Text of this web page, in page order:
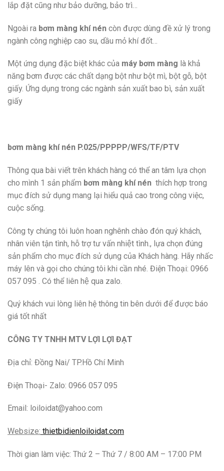
lắp đặt cũng như bảo dưỡng, bảo trì…
Ngoài ra bơm màng khí nén còn được dùng đề xử lý trong
ngành công nghiệp cao su, dầu mỏ khí đốt…
Một ứng dụng đặc biệt khác của máy bơm màng là khả
năng bơm được các chất dạng bột như bột mì, bột gỗ, bột
giấy. Ứng dụng trong các ngành sản xuất bao bì, sản xuất
giấy
bơm màng khí nén P.025/PPPPP/WFS/TF/PTV
Thông qua bài viết trên khách hàng có thể an tâm lựa chọn
cho mình 1 sản phẩm bơm màng khí nén thích hợp trong
mục đích sử dụng mang lại hiểu quả cao trong công việc,
cuộc sống.
Công ty chúng tôi luôn hoan nghênh chào đón quý khách,
nhân viên tận tình, hỗ trợ tư vấn nhiệt tình., lựa chọn đúng
sản phẩm cho mục đích sử dụng của Khách hàng. Hãy nhấc
máy lên và gọi cho chúng tôi khi cần nhé. Điện Thoại: 0966
057 095 . Có thể liên hệ qua zalo.
Quý khách vui lòng liên hệ thông tin bên dưới để được báo
giá tốt nhất
CÔNG TY TNHH MTV LỢI LỢI ĐẠT
Địa chỉ: Đồng Nai/ TP.Hồ Chí Minh
Điện Thoại- Zalo: 0966 057 095
Email: loiloidat@yahoo.com
Websize: thietbidienloiloidat.com
Thời gian làm việc: Thứ 2 – Thứ 7 / 8:00 AM – 17:00 PM